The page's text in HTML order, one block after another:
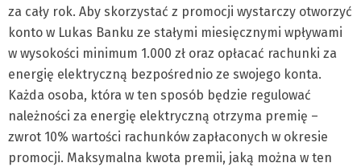
za cały rok. Aby skorzystać z promocji wystarczy otworzyć
konto w Lukas Banku ze stałymi miesięcznymi wpływami
w wysokości minimum 1.000 zł oraz opłacać rachunki za
energię elektryczną bezpośrednio ze swojego konta.
Każda osoba, która w ten sposób będzie regulować
należności za energię elektryczną otrzyma premię –
zwrot 10% wartości rachunków zapłaconych w okresie
promocji. Maksymalna kwota premii, jaką można w ten